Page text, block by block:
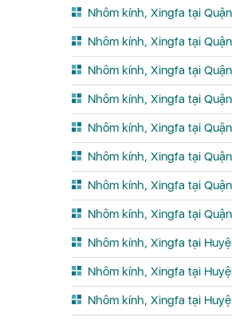
Nhôm kính, Xingfa tại
Nhôm kính, Xingfa tại
Nhôm kính, Xingfa tại
Nhôm kính, Xingfa tại
Nhôm kính, Xingfa tại
Nhôm kính, Xingfa tại
Nhôm kính, Xingfa tại
Nhôm kính, Xingfa tại
Nhôm kính, Xingfa tại
Nhôm kính, Xingfa tại
Nhôm kính, Xingfa tại